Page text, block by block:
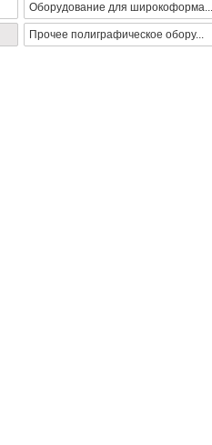
Оборудование для широкоформа...
Прочее полиграфическое обору...